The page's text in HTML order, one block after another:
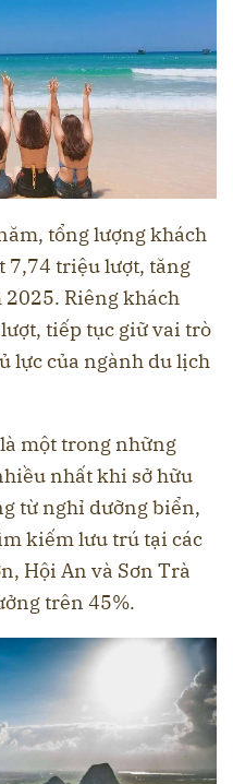
tổng lượng khách
7,74 triệu lượt, tăng
2025. Riêng khách
tiếp tục giữ vai trò
lực của ngành du lịch
một trong những
nhất khi sở hữu
từ nghỉ dưỡng biển,
kiếm lưu trú tại các
Hội An và Sơn Trà
trên 45%.